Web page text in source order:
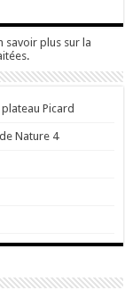
savoir plus sur la
.
Picard
Nature 4